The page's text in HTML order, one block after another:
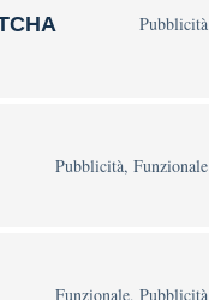
Pubblicità
Pubblicità, Funzionale
Funzionale, Pubblicità